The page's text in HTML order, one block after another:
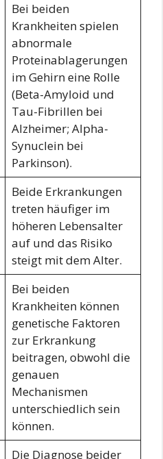
Bei beiden
Krankheiten spielen
abnormale
Proteinablagerungen
im Gehirn eine Rolle
(Beta-Amyloid und
Tau-Fibrillen bei
Alzheimer; Alpha-
Synuclein bei
Parkinson).
Beide Erkrankungen
treten häufiger im
höheren Lebensalter
auf und das Risiko
steigt mit dem Alter.
Bei beiden
Krankheiten können
genetische Faktoren
zur Erkrankung
beitragen, obwohl die
genauen
Mechanismen
unterschiedlich sein
können.
Die Diagnose beider